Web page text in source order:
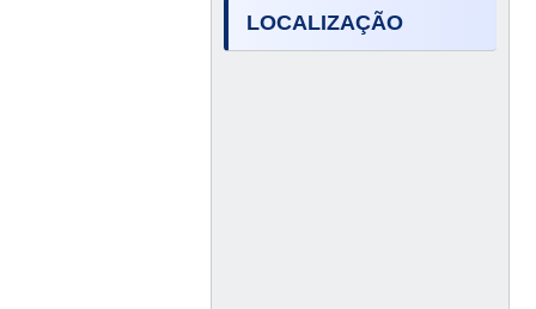
LOCALIZAÇÃO